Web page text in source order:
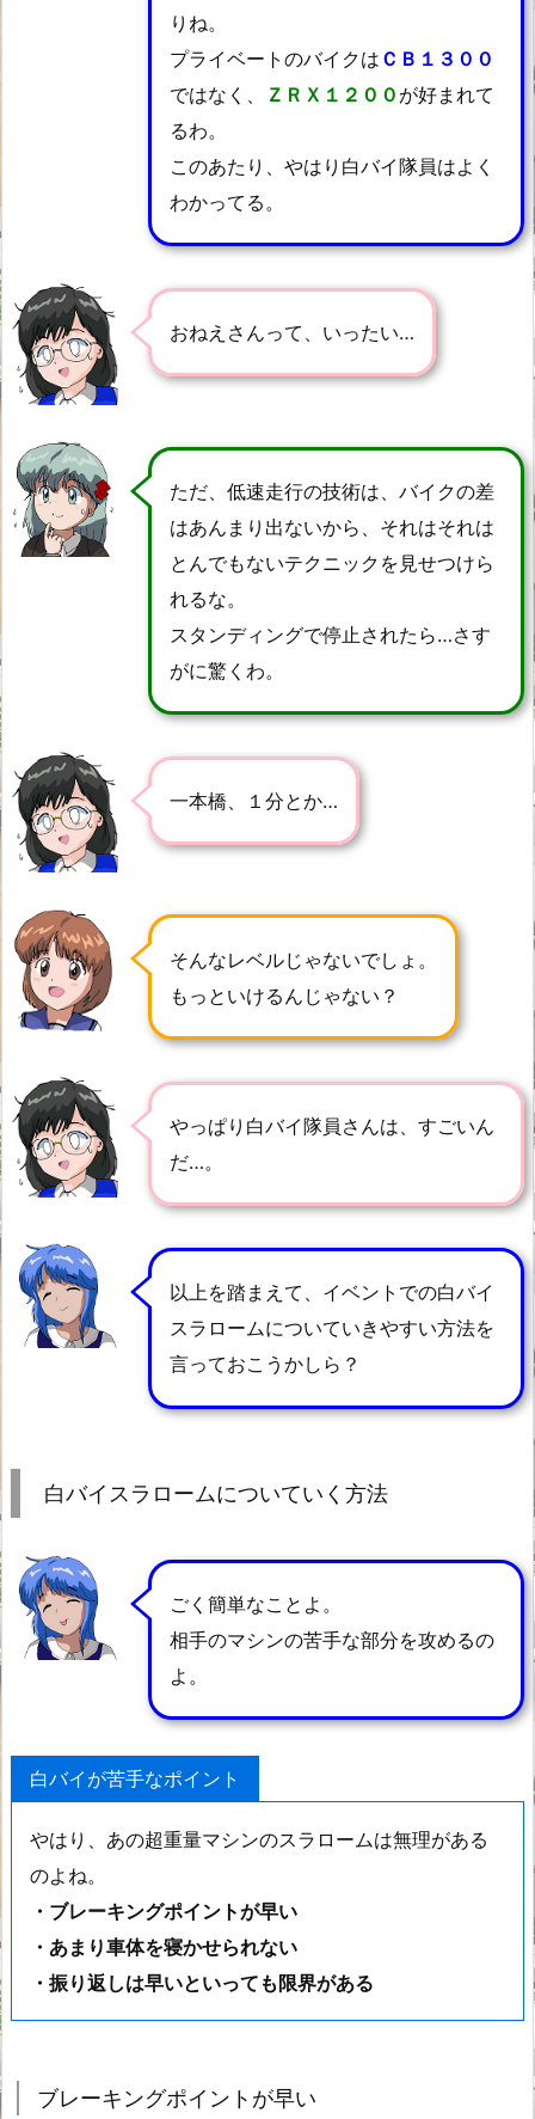
りね。
プライベートのバイクは ＣＢ１３００
ではなく、
ＺＲＸ１２００ が好まれて
るわ。
このあたり、やはり白バイ隊員はよく
わかってる。
おねえさんって、いったい…
ただ、低速走行の技術は、バイクの差
はあんまり出ないから、それはそれは
とんでもないテクニックを見せつけら
れるな。
スタンディングで停止されたら…さす
がに驚くわ。
一本橋、１分とか…
そんなレベルじゃないでしょ。
もっといけるんじゃない？
やっぱり白バイ隊員さんは、すごいん
だ…。
以上を踏まえて、イベントでの白バイ
スラロームについていきやすい方法を
言っておこうかしら？
白バイスラロームについていく方法
ごく簡単なことよ。
相手のマシンの苦手な部分を攻めるの
よ。
白バイが苦手なポイント
やはり、あの超重量マシンのスラロームは無理がある
のよね。
・ブレーキングポイントが早い
・あまり車体を寝かせられない
・振り返しは早いといっても限界がある
ブレーキングポイントが早い